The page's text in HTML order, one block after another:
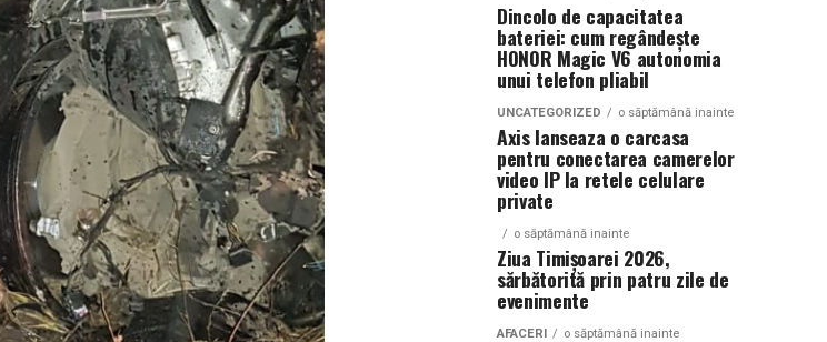
Dincolo de capacitatea
bateriei: cum regândește
HONOR Magic V6 autonomia
unui telefon pliabil
UNCATEGORIZED o săptămână inainte
Axis lanseaza o carcasa
pentru conectarea camerelor
video IP la retele celulare
private
o săptămână inainte
Ziua Timișoarei 2026,
sărbătorită prin patru zile de
evenimente
AFACERI o săptămână inainte